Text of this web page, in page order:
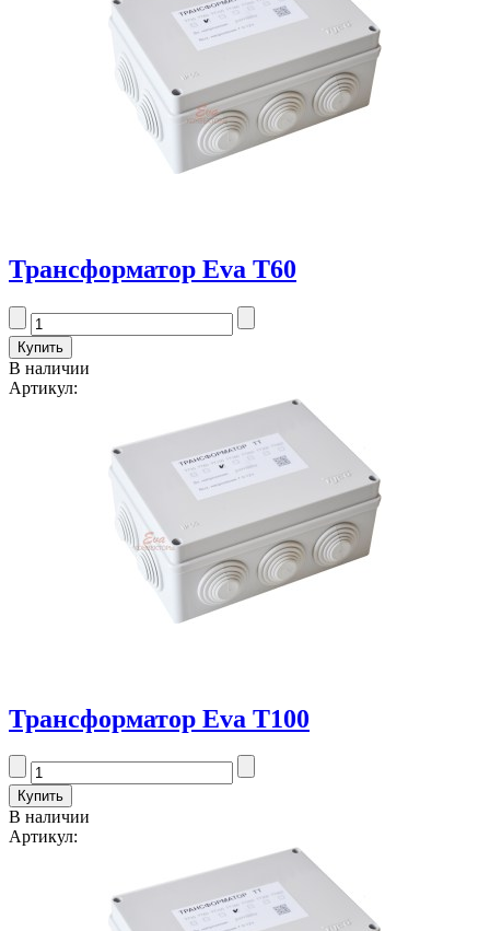
Трансформатор Eva T60
В наличии
Артикул:
Трансформатор Eva T100
В наличии
Артикул: